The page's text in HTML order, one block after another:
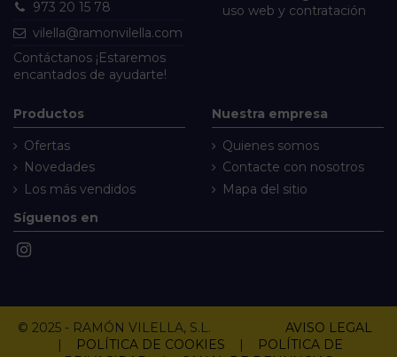
973 20 15 78
vilella@ramonvilella.com
Contáctanos ¡Estaremos
encantados de ayudarte!
uso web y contratación
Productos
Ofertas
Novedades
Los más vendidos
Nuestra empresa
Quienes somos
Contacte con nosotros
Mapa del sitio
Síguenos en
© 2025 - RAMÓN VILELLA, S.L. AVISO LEGAL
|
POLÍTICA DE COOKIES |
POLÍTICA DE